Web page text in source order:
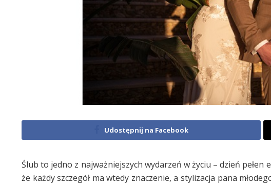
Udostępnij na Facebook
Ślub to jedno z najważniejszych wydarzeń w życiu – dzień
że każdy szczegół ma wtedy znaczenie, a stylizacja pana